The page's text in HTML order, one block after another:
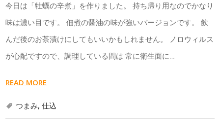
今日は「牡蠣の辛煮」を作りました。 持ち帰り用なのでかなり
味は濃い目です。 佃煮の醤油の味が強いバージョンです。 飲
んだ後のお茶漬けにしてもいいかもしれません。 ノロウィルス
が心配ですので、調理している間は 常に衛生面に…
READ MORE
つまみ,仕込